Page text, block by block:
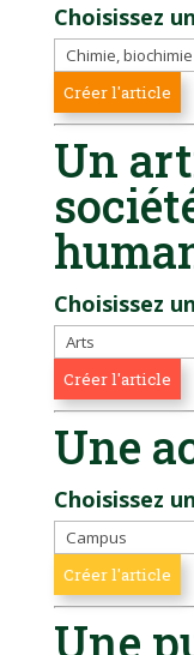
Choisissez
Un
Choisissez
Une
Choisissez
Une